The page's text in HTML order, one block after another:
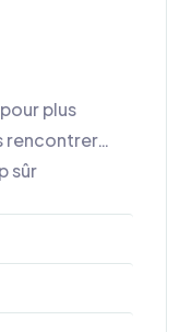
plus
rencontrer…
sûr